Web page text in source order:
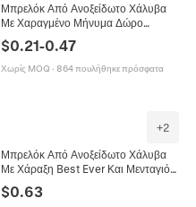
Μπρελόκ Από Ανοξείδωτο Χάλυβα
Με Χαραγμένο Μήνυμα Δώρο
Για Μπαμπά Μαμά Μεταλλικό
Αξεσουάρ
$0.21-0.47
Χωρίς MOQ · 864 πουλήθηκε πρόσφατα
+2
Μπρελόκ Από Ανοξείδωτο Χάλυβα
Με Χάραξη Best Ever Και Μενταγιόν
Καρδιά Δώρο Για Μαμά Σύζυγο
Γιαγιά Nana Mimi Gigi
$0.63